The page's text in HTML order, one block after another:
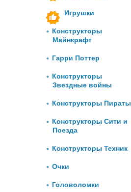
Игрушки
Конструкторы
Майнкрафт
Гарри Поттер
Конструкторы
Звездные войны
Конструкторы Пираты
Конструкторы Сити и
Поезда
Конструкторы Техник
Очки
Головоломки